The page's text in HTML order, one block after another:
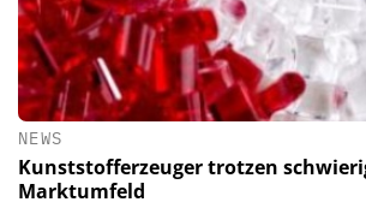
NEWS
Kunststofferzeuger trotzen
Marktumfeld